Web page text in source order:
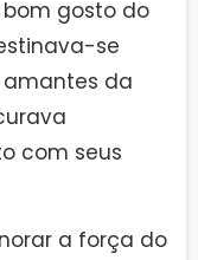
gosto do
se
amantes da
com seus
a força do